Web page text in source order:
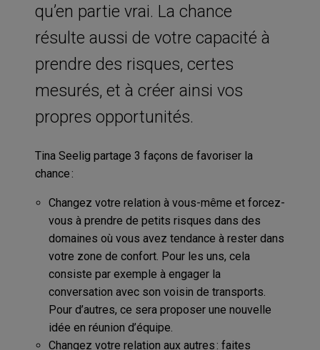
qu’en partie vrai. La chance
résulte aussi de votre capacité à
prendre des risques, certes
mesurés, et à créer ainsi vos
propres opportunités.
Tina Seelig partage 3 façons de favoriser la
chance :
Changez votre relation à vous-même et forcez-
vous à prendre de petits risques dans des
domaines où vous avez tendance à rester dans
votre zone de confort. Pour les uns, cela
consiste par exemple à engager la
conversation avec son voisin de transports.
Pour d’autres, ce sera proposer une nouvelle
idée en réunion d’équipe.
Changez votre relation aux autres : faites